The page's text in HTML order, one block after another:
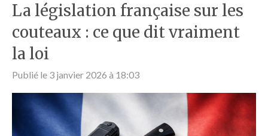
La législation française sur les
couteaux : ce que dit vraiment
la loi
Publié le 3 janvier 2026 à 18:03